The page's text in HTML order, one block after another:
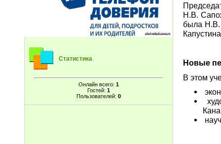
Статистика
Онлайн всего: 1
Гостей: 1
Пользователей: 0
Н.В.
была Н.В.
Новые
В этом